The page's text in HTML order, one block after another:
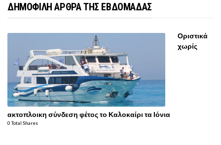
ΔΗΜΟΦΙΛΗ ΑΡΘΡΑ ΤΗΣ ΕΒΔΟΜΑΔΑΣ
Οριστικά
χωρίς
ακτοπλοικη σύνδεση φέτος το Καλοκαίρι τα Ιόνια
0 Total Shares